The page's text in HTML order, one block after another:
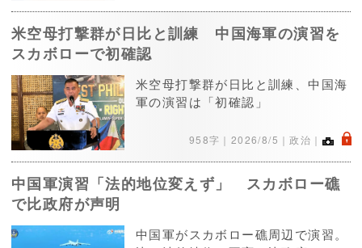
米空母打撃群が日比と訓練 中国海軍の演習を
スカボローで初確認
米空母打撃群が日比と訓練、中国海
軍の演習は「初確認」
958字｜ 2026/8/5 ｜政治｜ .
中国軍演習「法的地位変えず」 スカボロー礁
で比政府が声明
中国軍がスカボロー礁周辺で演習。